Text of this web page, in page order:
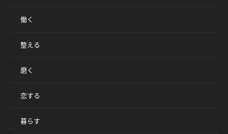
働く
整える
磨く
恋する
暮らす